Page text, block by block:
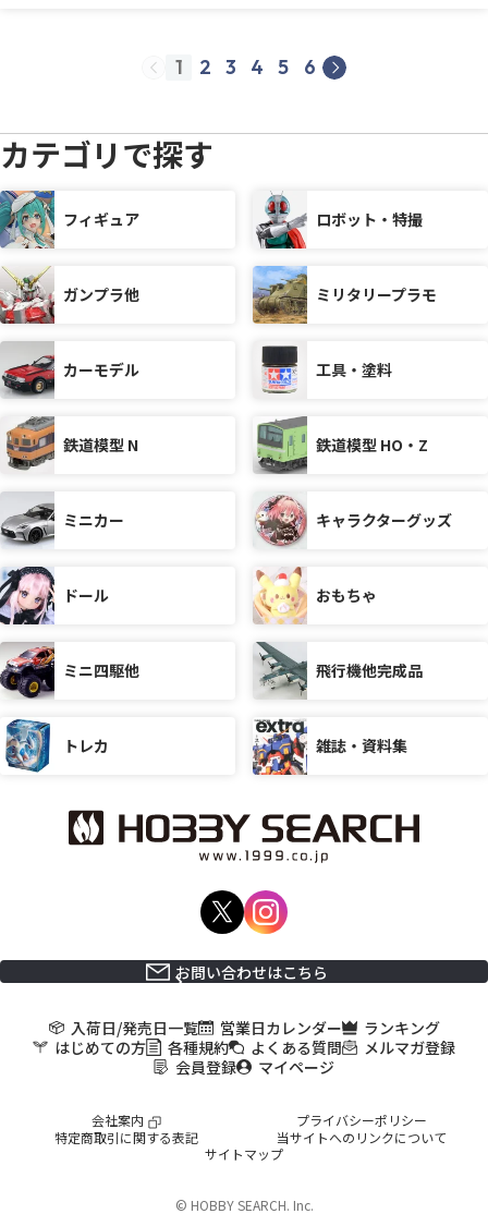
prev next
1 2 3 4 5 6
カテゴリで探す
フィギュア ロボット・特撮
ガンプラ他 ミリタリープラモ
カーモデル 工具・塗料
鉄道模型 N 鉄道模型 HO・Z
ミニカー キャラクターグッズ
ドール おもちゃ
ミニ四駆他 飛行機他完成品
トレカ 雑誌・資料集
お問い合わせはこちら
入荷日/発売日一覧 営業日カレンダー
ランキング
はじめての方
各種規約 よくある質問
メルマガ登録
会員登録
マイページ
会社案内
プライバシーポリシー
特定商取引に関する表記
当サイトへのリンクについて
サイトマップ
© HOBBY SEARCH. Inc.